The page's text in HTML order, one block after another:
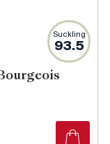
Suckling
93.5